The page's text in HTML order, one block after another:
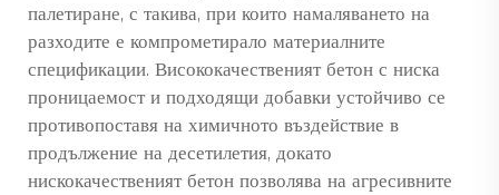
палетиране, с такива, при които намаляването на
разходите е компрометирало материалните
спецификации. Висококачественият бетон с ниска
проницаемост и подходящи добавки устойчиво се
противопоставя на химичното въздействие в
продължение на десетилетия, докато
нискокачественият бетон позволява на агресивните